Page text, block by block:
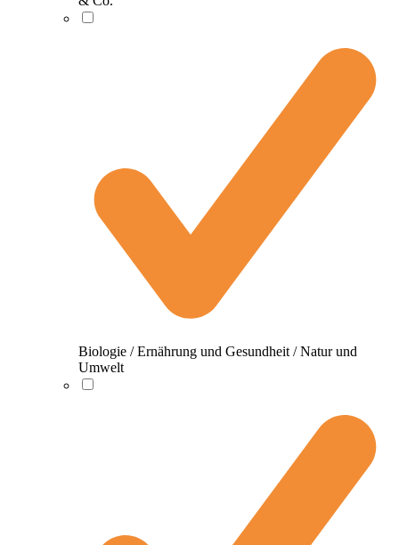
Biologie / Ernährung und Gesundheit / Natur und
Umwelt